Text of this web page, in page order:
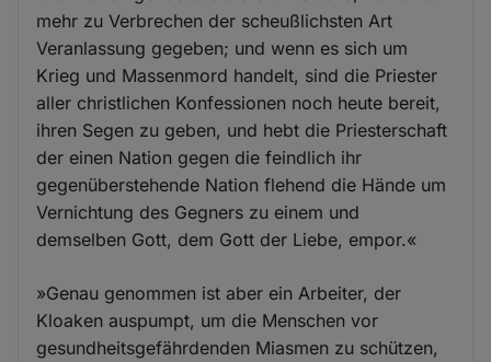
mehr zu Verbrechen der scheußlichsten Art
Veranlassung gegeben; und wenn es sich um
Krieg und Massenmord handelt, sind die Priester
aller christlichen Konfessionen noch heute bereit,
ihren Segen zu geben, und hebt die Priesterschaft
der einen Nation gegen die feindlich ihr
gegenüberstehende Nation flehend die Hände um
Vernichtung des Gegners zu einem und
demselben Gott, dem Gott der Liebe, empor.«
»Genau genommen ist aber ein Arbeiter, der
Kloaken auspumpt, um die Menschen vor
gesundheitsgefährdenden Miasmen zu schützen,